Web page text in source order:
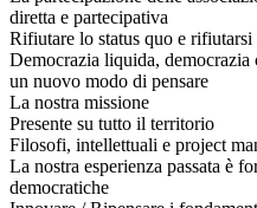
diretta e partecipativa
Rifiutare lo status quo e rifiutarsi
Democrazia liquida,
un nuovo modo di pensare
La nostra missione
Presente su tutto il territorio
Filosofi, intellettuali e project
La nostra esperienza passata è
democratiche